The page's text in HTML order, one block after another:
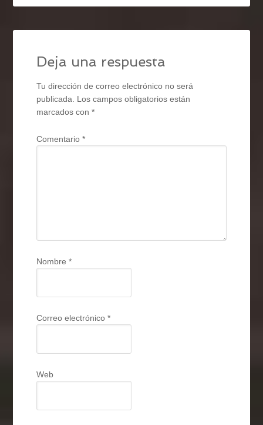
Deja una respuesta
Tu dirección de correo electrónico no será
publicada.
Los campos obligatorios están
marcados con*
Comentario*
Nombre*
Correo electrónico*
Web